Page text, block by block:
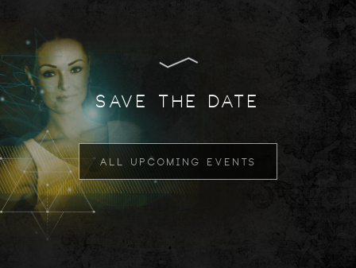
SAVE THE DATE
ALL UPCOMING EVENTS